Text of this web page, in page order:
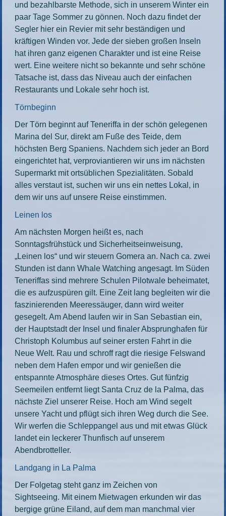
und bezahlbarste Methode, sich in unserem Winter ein
paar Tage Sommer zu gönnen. Noch dazu findet der
Segler hier ein Revier mit sehr beständigen und
kräftigen Winden vor. Jede der sieben großen Inseln
hat ihren ganz eigenen Charakter und ist eine Reise
wert. Eine weitere nicht so bekannte und sehr schöne
Tatsache ist, dass das Niveau auch der einfachen
Restaurants und Lokale sehr hoch ist.
Törnbeginn
Der Törn beginnt auf Teneriffa in der schön gelegenen
Marina del Sur, direkt am Fuße des Teide, dem
höchsten Berg Spaniens. Nachdem sich jeder an Bord
eingerichtet hat, verproviantieren wir uns im nächsten
Supermarkt mit ortsüblichen Spezialitäten. Sobald
alles verstaut ist, suchen wir uns ein nettes Lokal, in
dem wir uns auf unsere Reise einstimmen.
Leinen los
Am nächsten Morgen heißt es, nach
Sonntagsfrühstück und Sicherheitseinweisung,
„Leinen los“ und wir steuern Gomera an. Nach ca. zwei
Stunden ist dann Whale Watching angesagt. Im Süden
Teneriffas sind mehrere Schulen Pilotwale beheimatet,
die es aufzuspüren gilt. Eine Zeit lang begleiten wir die
faszinierenden Meeressäuger, dann wird weiter
gesegelt. Am Abend laufen wir in San Sebastian ein,
der Hauptstadt der Insel und finaler Absprunghafen für
Christoph Kolumbus auf seiner ersten Fahrt in die
Neue Welt. Rau und schroff ragt die riesige Felswand
neben dem Hafen empor und wir genießen die
entspannte Atmosphäre dieses Ortes. Gut fünfzig
Seemeilen entfernt liegt Santa Cruz de la Palma, das
nächste Ziel unserer Reise. Hoch am Wind segelt
unsere Yacht und pflügt sich ihren Weg durch die See.
Wir werfen die Schleppangel aus und mit etwas Glück
landet ein leckerer Thunfisch auf unserem
Abendbrotteller.
Landgang in La Palma
Der Folgetag steht ganz im Zeichen von
Sightseeing. Mit einem Mietwagen erkunden wir das
bergige grüne Eiland, auf dem man manchmal vier